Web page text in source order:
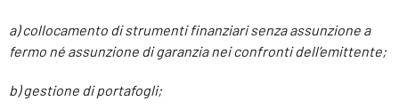
a) collocamento di strumenti finanziari senza assunzione a
fermo né assunzione di garanzia nei confronti dell’emittente;
b) gestione di portafogli;